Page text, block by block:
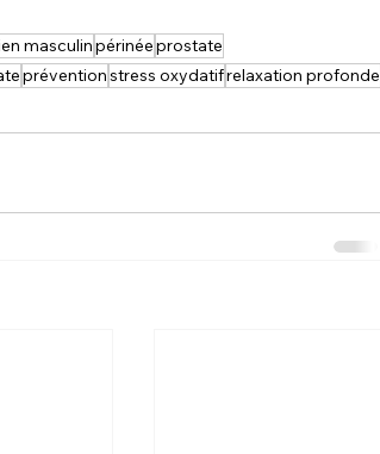
masculinpérinéeprostate
préventionstress oxydatifrelaxation profonde